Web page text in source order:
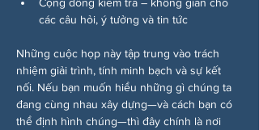
các câu hỏi, ý tưởng và tin tức
Những cuộc họp này tập trung vào trách
nhiệm giải trình, tính minh bạch và sự kết
nối. Nếu bạn muốn hiểu những gì chúng ta
đang cùng nhau xây dựng—và cách bạn có
thể định hình chúng—thì đây chính là nơi